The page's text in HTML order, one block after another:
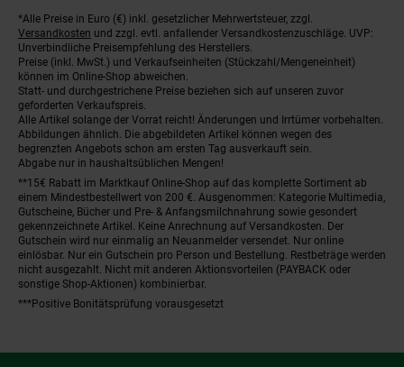
Fußnoten
*Alle Preise in Euro (€) inkl. gesetzlicher Mehrwertsteuer, zzgl.
Versandkosten und zzgl. evtl. anfallender Versandkostenzuschläge. UVP:
Unverbindliche Preisempfehlung des Herstellers.
Preise (inkl. MwSt.) und Verkaufseinheiten (Stückzahl/Mengeneinheit)
können im Online-Shop abweichen.
Statt- und durchgestrichene Preise beziehen sich auf unseren zuvor
geforderten Verkaufspreis.
Alle Artikel solange der Vorrat reicht! Änderungen und Irrtümer vorbehalten.
Abbildungen ähnlich. Die abgebildeten Artikel können wegen des
begrenzten Angebots schon am ersten Tag ausverkauft sein.
Abgabe nur in haushaltsüblichen Mengen!
**15€ Rabatt im Marktkauf Online-Shop auf das komplette Sortiment ab
einem Mindestbestellwert von 200 €. Ausgenommen: Kategorie Multimedia,
Gutscheine, Bücher und Pre- & Anfangsmilchnahrung sowie gesondert
gekennzeichnete Artikel. Keine Anrechnung auf Versandkosten. Der
Gutschein wird nur einmalig an Neuanmelder versendet. Nur online
einlösbar. Nur ein Gutschein pro Person und Bestellung. Restbeträge werden
nicht ausgezahlt. Nicht mit anderen Aktionsvorteilen (PAYBACK oder
sonstige Shop-Aktionen) kombinierbar.
***Positive Bonitätsprüfung vorausgesetzt